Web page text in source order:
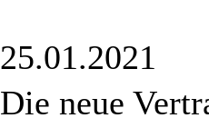
25.01.2021
Die neue